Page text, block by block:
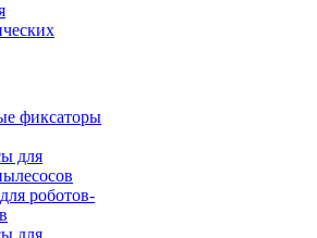
фиксаторы
роботов-